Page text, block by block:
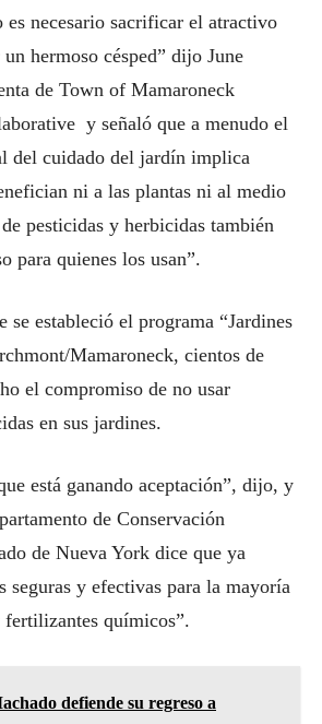
es necesario sacrificar el atractivo
hermoso césped” dijo June
de Town of Mamaroneck
y señaló que a menudo el
del cuidado del jardín implica
ni a las plantas ni al medio
pesticidas y herbicidas también
para quienes los usan”.
se estableció el programa “Jardines
Mamaroneck, cientos de
el compromiso de no usar
en sus jardines.
está ganando aceptación”, dijo, y
de Conservación
de Nueva York dice que ya
seguras y efectivas para la mayoría
químicos”.
defiende su regreso a